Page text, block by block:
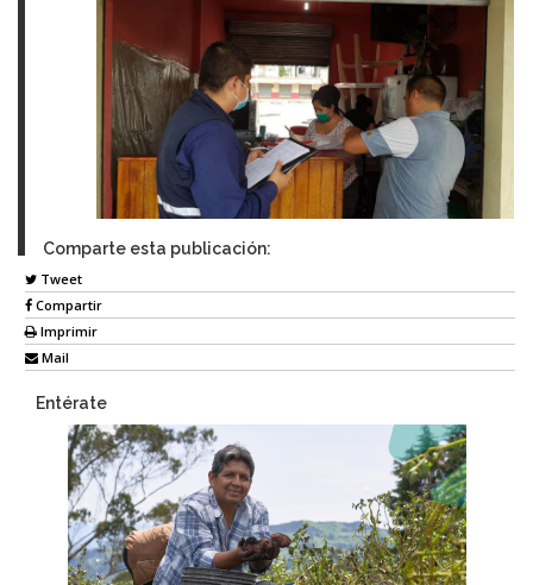
Comparte esta publicación:
Tweet
Compartir
Imprimir
Mail
Entérate